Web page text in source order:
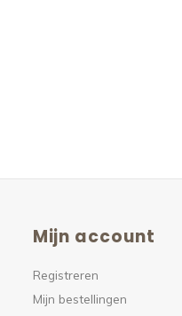
Mijn account
Registreren
Mijn bestellingen